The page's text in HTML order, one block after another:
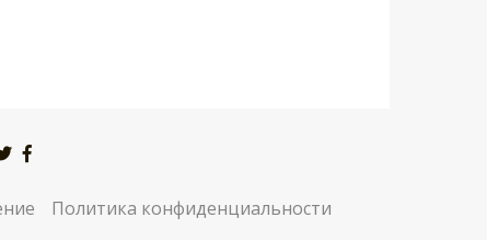
Политика конфиденциальности